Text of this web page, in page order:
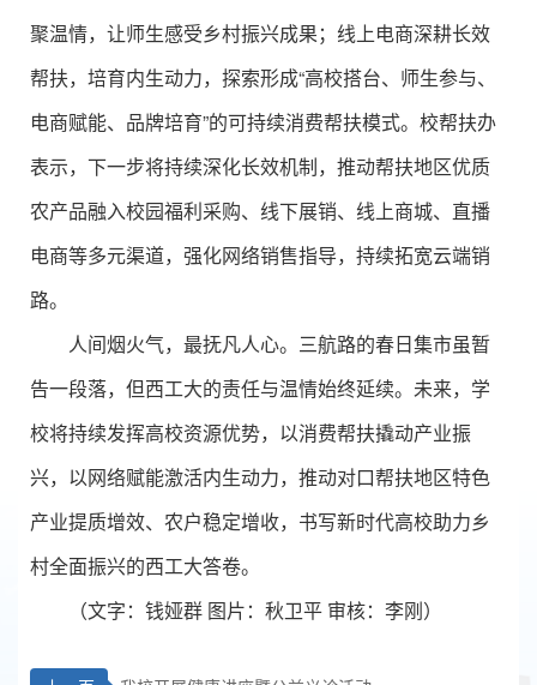
聚温情，让师生感受乡村振兴成果；线上电商深耕长效
帮扶，培育内生动力，探索形成“高校搭台、师生参与、
电商赋能、品牌培育”的可持续消费帮扶模式。校帮扶办
表示，下一步将持续深化长效机制，推动帮扶地区优质
农产品融入校园福利采购、线下展销、线上商城、直播
电商等多元渠道，强化网络销售指导，持续拓宽云端销
路。
人间烟火气，最抚凡人心。三航路的春日集市虽暂
告一段落，但西工大的责任与温情始终延续。未来，学
校将持续发挥高校资源优势，以消费帮扶撬动产业振
兴，以网络赋能激活内生动力，推动对口帮扶地区特色
产业提质增效、农户稳定增收，书写新时代高校助力乡
村全面振兴的西工大答卷。
（文字：钱娅群 图片：秋卫平 审核：李刚）